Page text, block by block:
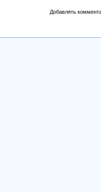
Добавлять